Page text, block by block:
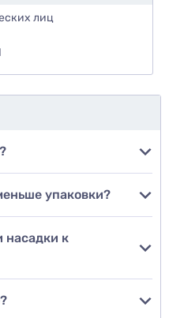
лиц
упаковки?
насадки к